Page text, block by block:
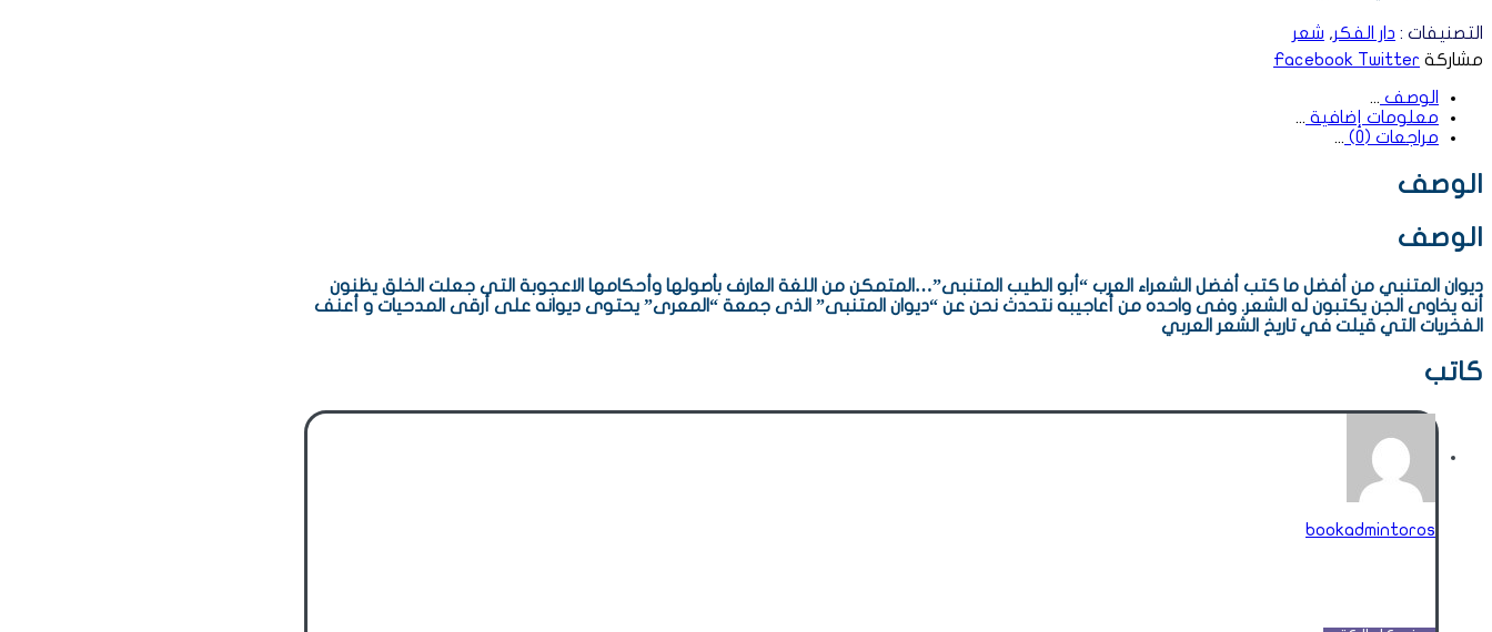
التصنيفات : دار الفكر, شعر
مشاركة
Facebook Twitter
الوصف
معلومات إضافية
مراجعات (0)
الوصف
الوصف
ديوان المتنبي من أفضل ما كتب أفضل الشعراء العرب “أبو الطيب المتنبى”…المتمكن من اللغة العارف بأصولها وأحكامها الاعجوبة التى جعلت الخلق يظنون
أنه يخاوى الجن يكتبون له الشعر. وفى واحده من أعاجيبه نتحدث نحن عن “ديوان المتنبى” الذى جمعة “المعرى” يحتوى ديوانه على أرقى المدحيات و أعنف
الفخريات التي قيلت في تاريخ الشعر العربي
كاتب
bookadmintoros